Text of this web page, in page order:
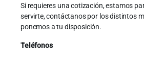
Si requieres una cotización, estamos
servirte, contáctanos por los distintos
ponemos a tu disposición.
Teléfonos